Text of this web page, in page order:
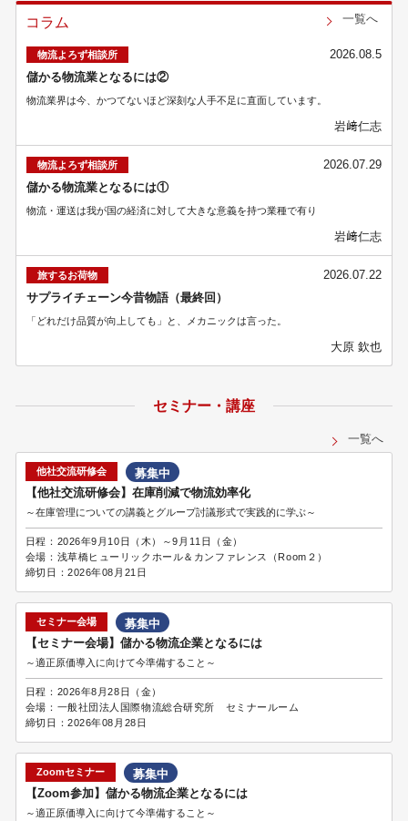
コラム
物流よろず相談所
2026.08.5
儲かる物流業となるには②
物流業界は今、かつてないほど深刻な人手不足に直面しています。
岩﨑仁志
物流よろず相談所
2026.07.29
儲かる物流業となるには①
物流・運送は我が国の経済に対して大きな意義を持つ業種で有り
岩﨑仁志
旅するお荷物
2026.07.22
サプライチェーン今昔物語（最終回）
「どれだけ品質が向上しても」と、メカニックは言った。
大原 欽也
一覧へ
セミナー・講座
一覧へ
他社交流研修会
募集中
【他社交流研修会】在庫削減で物流効率化
～在庫管理についての講義とグループ討議形式で実践的に学ぶ～
日程： 2026年9月10日（木）～9月11日（金）
会場： 浅草橋ヒューリックホール＆カンファレンス（Room２）
締切日：2026年08月21日
セミナー会場
募集中
【セミナー会場】儲かる物流企業となるには
～適正原価導入に向けて今準備すること～
日程： 2026年8月28日（金）
会場： 一般社団法人国際物流総合研究所 セミナールーム
締切日：2026年08月28日
Zoomセミナー
募集中
【Zoom参加】儲かる物流企業となるには
～適正原価導入に向けて今準備すること～